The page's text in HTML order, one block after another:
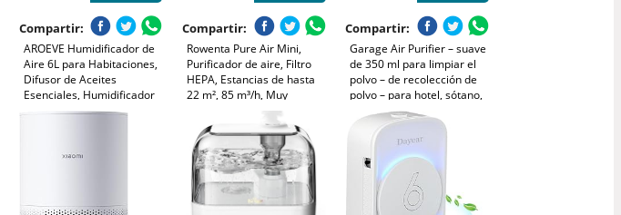
Compartir:
AROEVE Humidificador de
Aire 6L para Habitaciones,
Difusor de Aceites
Esenciales, Humidificador
Ultrasónico para Bebés y
Humedad Inteligente,
Compartir:
Rowenta Pure Air Mini,
Purificador de aire, Filtro
HEPA, Estancias de hasta
22 m², 85 m³/h, Muy
silencioso, Reduce malos
olores, Motor Effitech,
Blanco y azul, PU1520F0
Compartir:
Garage Air Purifier – suave
de 350 ml para limpiar el
polvo – de recolección de
polvo – para hotel, sótano,
apartamento, garaje,
habitación de bebé,
armarios y habitaciones
infantiles